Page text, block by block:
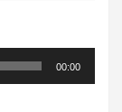
00:00